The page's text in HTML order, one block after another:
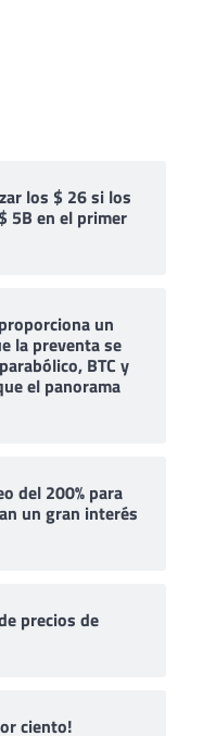
los $ 26 si los
5B en el primer
un
la preventa se
BTC y
el panorama
del 200% para
un gran interés
precios de
ciento!